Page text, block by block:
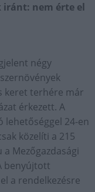
iránt: nem érte el
négy
keret terhére már
érkezett. A
24-en
közelíti a 215
Mezőgazdasági
benyújtott
a rendelkezésre